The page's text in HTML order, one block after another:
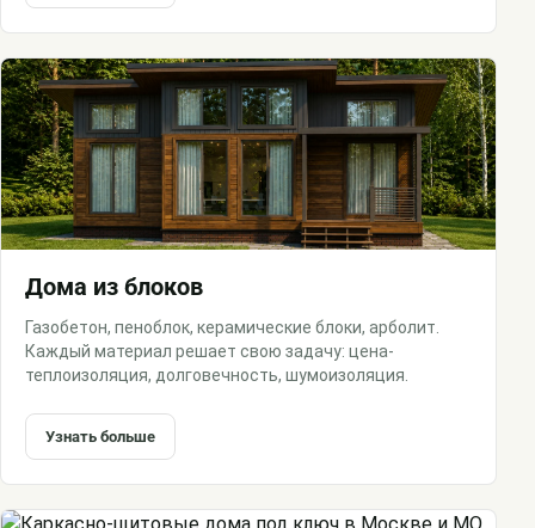
Дома из блоков
Газобетон, пеноблок, керамические блоки, арболит.
Каждый материал решает свою задачу: цена-
теплоизоляция, долговечность, шумоизоляция.
Узнать больше